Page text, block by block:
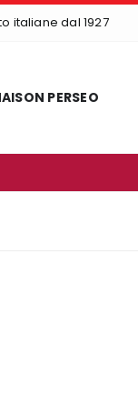
italiane dal 1927
PERSEO